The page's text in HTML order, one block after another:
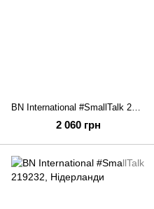
BN International #SmallTalk 219250
2 060 грн